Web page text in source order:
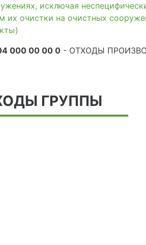
исключая
их очистки на очистных
000 00 00 0 - ОТХОДЫ
ГРУППЫ